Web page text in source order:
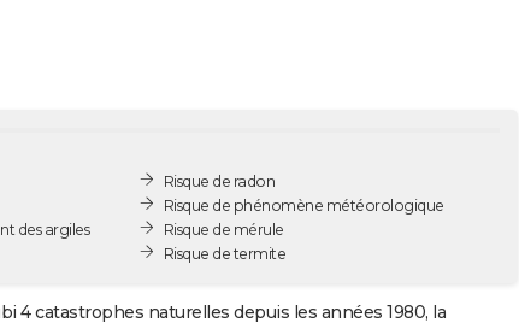
des argiles
Risque de radon
Risque de phénomène météorologique
Risque de mérule
Risque de termite
4 catastrophes naturelles depuis les années 1980, la